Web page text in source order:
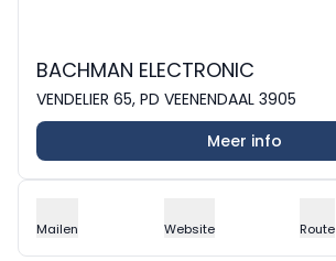
BACHMAN ELECTRONIC
VENDELIER 65, PD VEENENDAAL 3905
Meer info
Mailen Website Route